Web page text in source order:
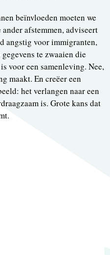
beïnvloeden moeten we
afstemmen, adviseert
angstig voor immigranten,
te zwaaien die
voor een samenleving. Nee,
maakt. En creëer een
het verlangen naar een
is. Grote kans dat